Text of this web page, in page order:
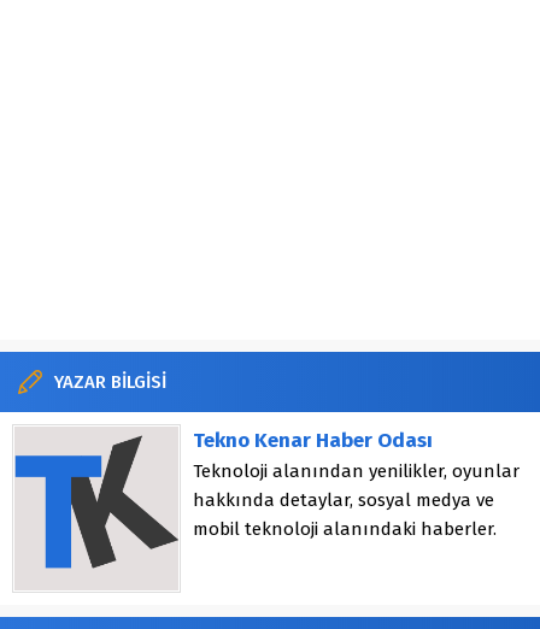
YAZAR BİLGİSİ
Tekno Kenar Haber Odası
Teknoloji alanından yenilikler, oyunlar
hakkında detaylar, sosyal medya ve
mobil teknoloji alanındaki haberler.